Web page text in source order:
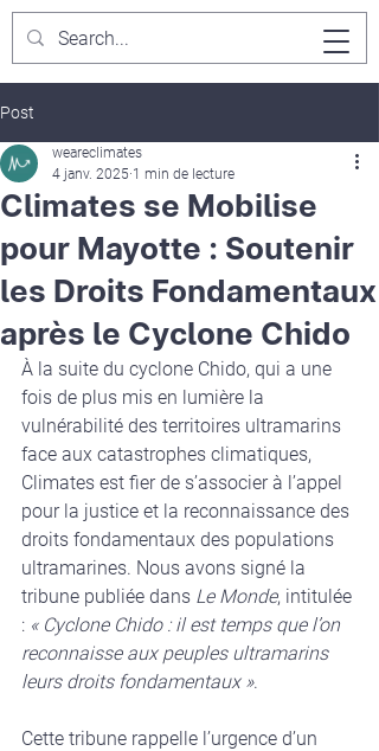
Post
Climates se Mobilise
pour Mayotte : Soutenir
les Droits Fondamentaux
après le Cyclone Chido
weareclimates
4 janv. 2025 1 min de lecture
À la suite du cyclone Chido, qui a une
fois de plus mis en lumière la
vulnérabilité des territoires ultramarins
face aux catastrophes climatiques,
Climates est fier de s’associer à l’appel
pour la justice et la reconnaissance des
droits fondamentaux des populations
ultramarines. Nous avons signé la
tribune publiée dans Le Monde, intitulée
: « Cyclone Chido : il est temps que l’on
reconnaisse aux peuples ultramarins
leurs droits fondamentaux ».
Cette tribune rappelle l’urgence d’un